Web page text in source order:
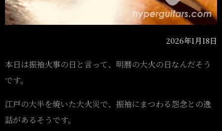
2026年1月18日
本日は振袖火事の日と言って、明暦の大火の日なんだそう
です。
江戸の大半を焼いた大火災で、振袖にまつわる怨念との逸
話があるそうです。